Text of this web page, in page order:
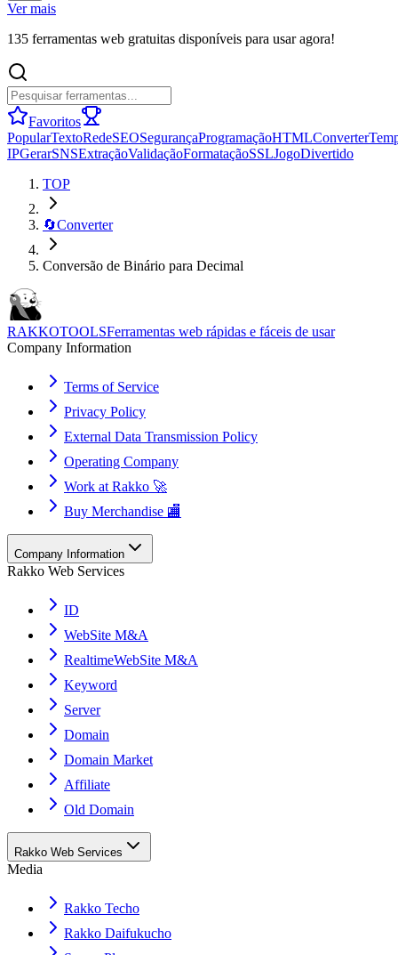
Ver mais
135 ferramentas web gratuitas disponíveis para usar agora!
Favoritos
PopularTextoRedeSEOSegurançaProgramaçãoHTMLConverter
IPGerarSNSExtraçãoValidaçãoFormataçãoSSLJogoDivertido
TOP
🔄Converter
Conversão de Binário para Decimal
RAKKOTOOLSFerramentas web rápidas e fáceis de usar
Company Information
Terms of Service
Privacy Policy
External Data Transmission Policy
Operating Company
Work at Rakko 🚀
Buy Merchandise 🏬
Company Information
Rakko Web Services
ID
WebSite M&A
RealtimeWebSite M&A
Keyword
Server
Domain
Domain Market
Affiliate
Old Domain
Rakko Web Services
Media
Rakko Techo
Rakko Daifukucho